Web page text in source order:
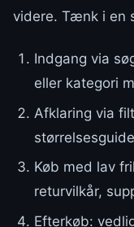
videre. Tænk i en
Indgang via
eller kategori
Afklaring via
Køb med lav
returvilkår,
Efterkøb: